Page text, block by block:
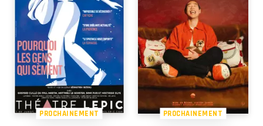
PROCHAINEMENT PROCHAINEMENT